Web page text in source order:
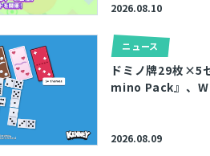
2026.08.10
ニュース
ドミノ牌29枚×5
mino Pack』、
2026.08.09